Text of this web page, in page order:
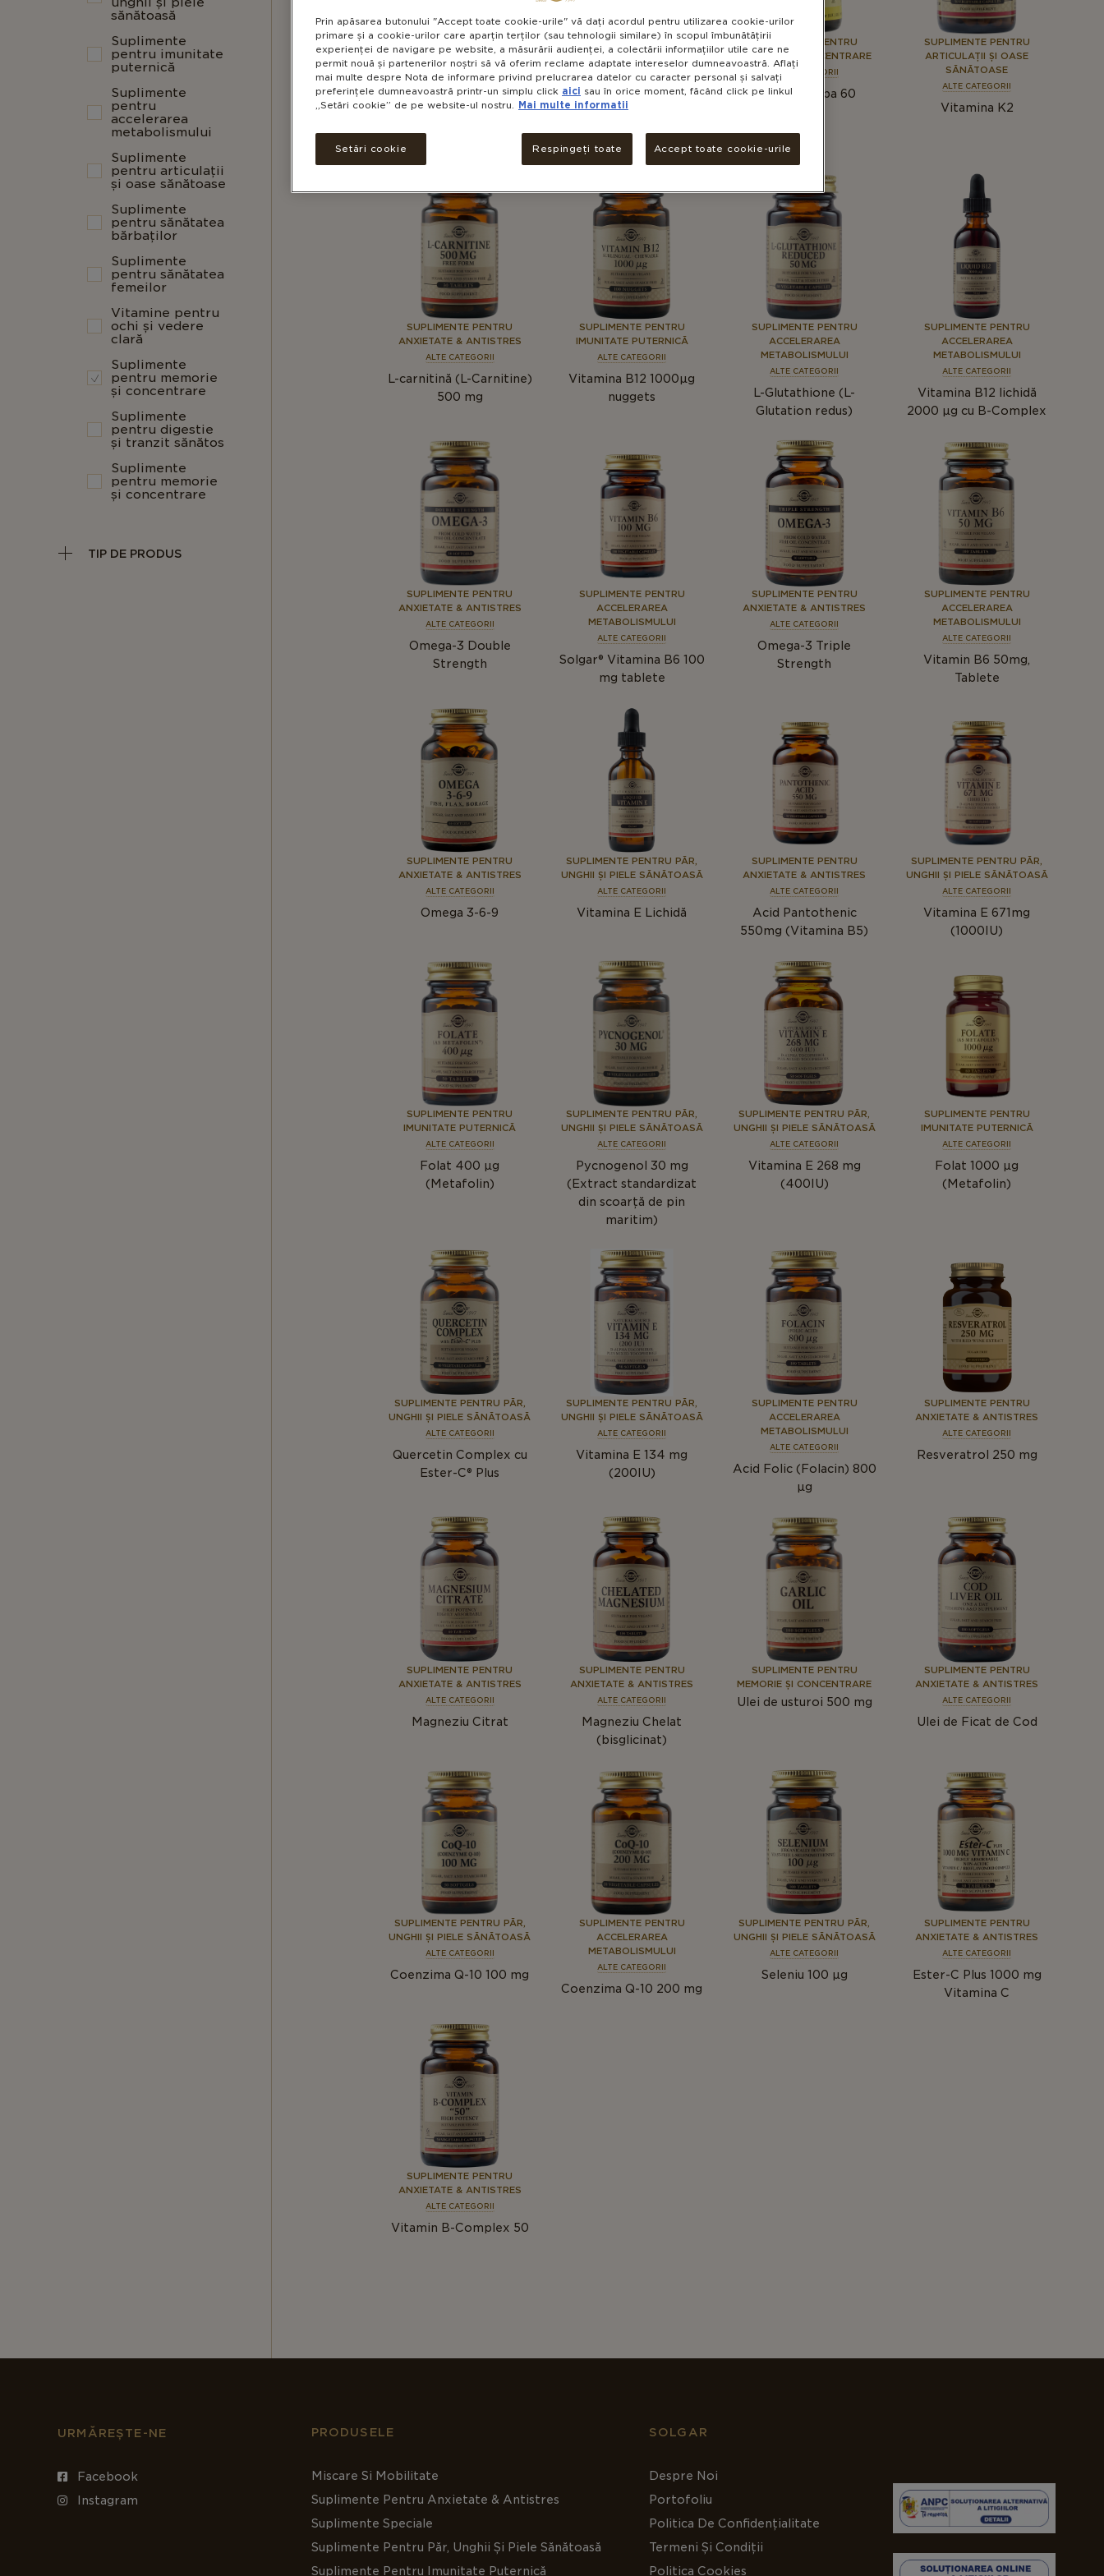
sănătoasă
Suplimente
pentru imunitate
puternică
Suplimente
pentru
accelerarea
metabolismului
Suplimente
pentru articulații
și oase sănătoase
Suplimente
pentru sănătatea
bărbaților
Suplimente
pentru sănătatea
femeilor
Vitamine pentru
ochi și vedere
clară
Suplimente
pentru memorie
și concentrare
Suplimente
pentru digestie
și tranzit sănătos
Suplimente
pentru memorie
și concentrare
TIP DE PRODUS
SUPLIMENTE PENTRU
ACCELERAREA
METABOLISMULUI
Fish Oil Concentrate
SUPLIMENTE PENTRU
ANXIETATE & ANTISTRES
Taurină (Taurine) 500
mg
SUPLIMENTE PENTRU
MEMORIE ȘI CONCENTRARE
ALTE CATEGORII
Ginkgo Biloba 60
SUPLIMENTE PENTRU
ARTICULAȚII ȘI OASE
SĂNĂTOASE
ALTE CATEGORII
Vitamina K2
SUPLIMENTE PENTRU
ANXIETATE & ANTISTRES
ALTE CATEGORII
L-carnitină (L-Carnitine)
500 mg
SUPLIMENTE PENTRU
IMUNITATE PUTERNICĂ
ALTE CATEGORII
Vitamina B12 1000µg
nuggets
SUPLIMENTE PENTRU
ACCELERAREA
METABOLISMULUI
ALTE CATEGORII
L-Glutathione (L-
Glutation redus)
SUPLIMENTE PENTRU
ACCELERAREA
METABOLISMULUI
ALTE CATEGORII
Vitamina B12 lichidă
2000 µg cu B-Complex
SUPLIMENTE PENTRU
ANXIETATE & ANTISTRES
ALTE CATEGORII
Omega-3 Double
Strength
SUPLIMENTE PENTRU
ACCELERAREA
METABOLISMULUI
ALTE CATEGORII
Solgar® Vitamina B6 100
mg tablete
SUPLIMENTE PENTRU
ANXIETATE & ANTISTRES
ALTE CATEGORII
Omega-3 Triple
Strength
SUPLIMENTE PENTRU
ACCELERAREA
METABOLISMULUI
ALTE CATEGORII
Vitamin B6 50mg,
Tablete
SUPLIMENTE PENTRU
ANXIETATE & ANTISTRES
ALTE CATEGORII
Omega 3-6-9
SUPLIMENTE PENTRU PĂR,
UNGHII ȘI PIELE SĂNĂTOASĂ
ALTE CATEGORII
Vitamina E Lichidă
SUPLIMENTE PENTRU
ANXIETATE & ANTISTRES
ALTE CATEGORII
Acid Pantothenic
550mg (Vitamina B5)
SUPLIMENTE PENTRU PĂR,
UNGHII ȘI PIELE SĂNĂTOASĂ
ALTE CATEGORII
Vitamina E 671mg
(1000IU)
SUPLIMENTE PENTRU
IMUNITATE PUTERNICĂ
ALTE CATEGORII
Folat 400 µg
(Metafolin)
SUPLIMENTE PENTRU PĂR,
UNGHII ȘI PIELE SĂNĂTOASĂ
ALTE CATEGORII
Pycnogenol 30 mg
(Extract standardizat
din scoarță de pin
maritim)
SUPLIMENTE PENTRU PĂR,
UNGHII ȘI PIELE SĂNĂTOASĂ
ALTE CATEGORII
Vitamina E 268 mg
(400IU)
SUPLIMENTE PENTRU
IMUNITATE PUTERNICĂ
ALTE CATEGORII
Folat 1000 µg
(Metafolin)
SUPLIMENTE PENTRU PĂR,
UNGHII ȘI PIELE SĂNĂTOASĂ
ALTE CATEGORII
Quercetin Complex cu
Ester-C® Plus
SUPLIMENTE PENTRU PĂR,
UNGHII ȘI PIELE SĂNĂTOASĂ
ALTE CATEGORII
Vitamina E 134 mg
(200IU)
SUPLIMENTE PENTRU
ACCELERAREA
METABOLISMULUI
ALTE CATEGORII
Acid Folic (Folacin) 800
µg
SUPLIMENTE PENTRU
ANXIETATE & ANTISTRES
ALTE CATEGORII
Resveratrol 250 mg
SUPLIMENTE PENTRU
ANXIETATE & ANTISTRES
ALTE CATEGORII
Magneziu Citrat
SUPLIMENTE PENTRU
ANXIETATE & ANTISTRES
ALTE CATEGORII
Magneziu Chelat
(bisglicinat)
SUPLIMENTE PENTRU
MEMORIE ȘI CONCENTRARE
Ulei de usturoi 500 mg
SUPLIMENTE PENTRU
ANXIETATE & ANTISTRES
ALTE CATEGORII
Ulei de Ficat de Cod
SUPLIMENTE PENTRU PĂR,
UNGHII ȘI PIELE SĂNĂTOASĂ
ALTE CATEGORII
Coenzima Q-10 100 mg
SUPLIMENTE PENTRU
ACCELERAREA
METABOLISMULUI
ALTE CATEGORII
Coenzima Q-10 200 mg
SUPLIMENTE PENTRU PĂR,
UNGHII ȘI PIELE SĂNĂTOASĂ
ALTE CATEGORII
Seleniu 100 μg
SUPLIMENTE PENTRU
ANXIETATE & ANTISTRES
ALTE CATEGORII
Ester-C Plus 1000 mg
Vitamina C
SUPLIMENTE PENTRU
ANXIETATE & ANTISTRES
ALTE CATEGORII
Vitamin B-Complex 50
URMĂREȘTE-NE
Facebook
Instagram
PRODUSELE
Miscare Si Mobilitate
Suplimente Pentru Anxietate & Antistres
Suplimente Speciale
Suplimente Pentru Păr, Unghii Și Piele Sănătoasă
Suplimente Pentru Imunitate Puternică
SOLGAR
Despre Noi
Portofoliu
Politica De Confidențialitate
Termeni Și Condiții
Politica Cookies
Prin apăsarea butonului "Accept toate cookie-urile" vă dați acordul pentru utilizarea cookie-urilor
primare și a cookie-urilor care aparțin terților (sau tehnologii similare) în scopul îmbunătățirii
experienței de navigare pe website, a măsurării audienței, a colectării informațiilor utile care ne
permit nouă și partenerilor noștri să vă oferim reclame adaptate intereselor dumneavoastră. Aflați
mai multe despre Nota de informare privind prelucrarea datelor cu caracter personal și salvați
preferințele dumneavoastră printr-un simplu click aici sau în orice moment, făcând click pe linkul
„Setări cookie” de pe website-ul nostru.
Mai multe informatii
Respingeți toate Accept toate cookie-urile
Setări cookie